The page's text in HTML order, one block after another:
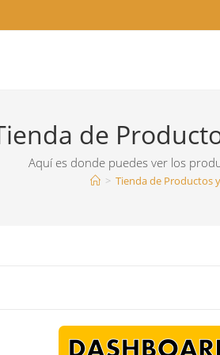
de
Aquí es donde puedes ver los
> Tienda de Productos